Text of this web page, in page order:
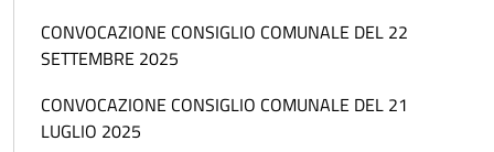
CONVOCAZIONE CONSIGLIO COMUNALE DEL 22
SETTEMBRE 2025
CONVOCAZIONE CONSIGLIO COMUNALE DEL 21
LUGLIO 2025